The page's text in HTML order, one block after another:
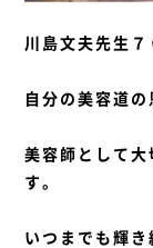
川島文夫先生７
自分の美容道の
美容師として大
す。
いつまでも輝